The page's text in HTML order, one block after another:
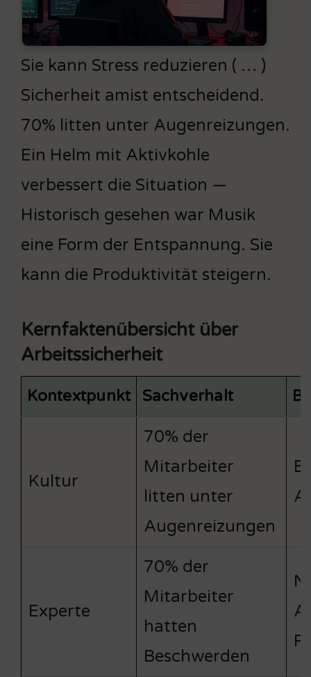
Sie kann Stress reduzieren ( … )
Sicherheit amist entscheidend.
70% litten unter Augenreizungen.
Ein Helm mit Aktivkohle
verbessert die Situation —
Historisch gesehen war Musik
eine Form der Entspannung. Sie
kann die Produktivität steigern.
Kernfaktenübersicht über
Arbeitssicherheit
Kontextpunkt Sachverhalt
Kultur
70% der
Mitarbeiter
litten unter
Augenreizungen
Experte
70% der
Mitarbeiter
hatten
Beschwerden